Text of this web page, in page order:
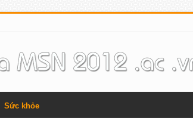
Sức khỏe